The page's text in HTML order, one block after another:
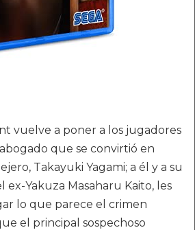
vuelve a poner a los jugadores
que se convirtió en
Takayuki Yagami; a él y a su
ex-Yakuza Masaharu Kaito, les
lo que parece el crimen
el principal sospechoso